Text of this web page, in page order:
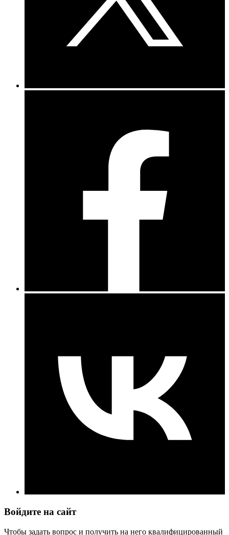
Войдите на сайт
Чтобы задать вопрос и получить на него квалифицированный